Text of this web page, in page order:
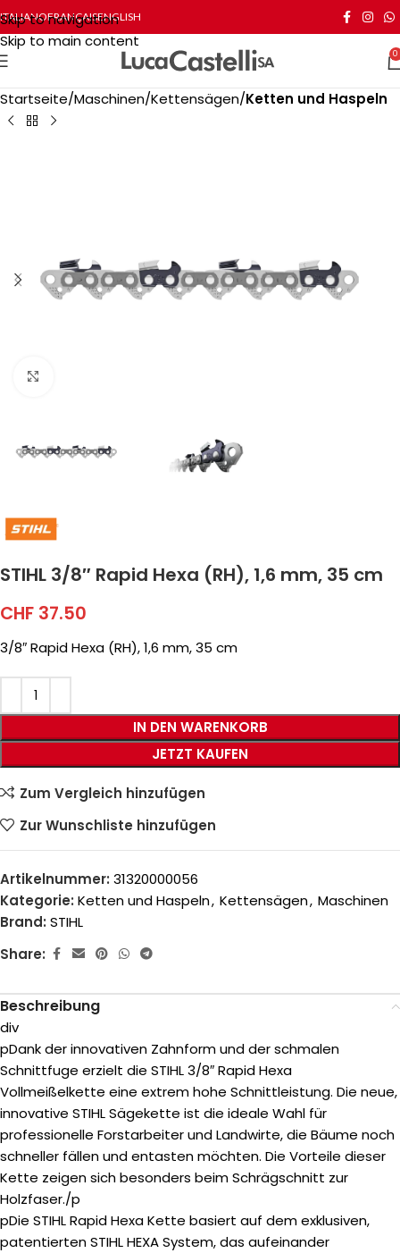
Skip to navigation
Skip to main content
ITALIANOFRANÇAISENGLISH
0
Startseite Maschinen Kettensägen Ketten und Haspeln
STIHL 3/8″ Rapid Hexa (RH), 1,6 mm, 35 cm
CHF 37.50
3/8″ Rapid Hexa (RH), 1,6 mm, 35 cm
IN DEN WARENKORB
JETZT KAUFEN
Zum Vergleich hinzufügen
Zur Wunschliste hinzufügen
Artikelnummer: 31320000056
Kategorie: Ketten und Haspeln, Kettensägen, Maschinen
Brand: STIHL
Share:
Beschreibung
div
pDank der innovativen Zahnform und der schmalen
Schnittfuge erzielt die STIHL 3/8″ Rapid Hexa
Vollmeißelkette eine extrem hohe Schnittleistung. Die neue,
innovative STIHL Sägekette ist die ideale Wahl für
professionelle Forstarbeiter und Landwirte, die Bäume noch
schneller fällen und entasten möchten. Die Vorteile dieser
Kette zeigen sich besonders beim Schrägschnitt zur
Holzfaser./p
pDie STIHL Rapid Hexa Kette basiert auf dem exklusiven,
patentierten STIHL HEXA System, das aufeinander